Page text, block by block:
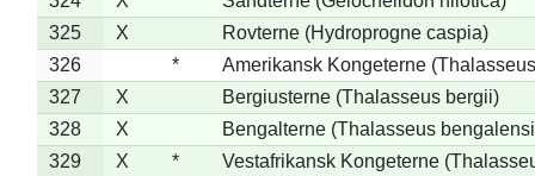
325
X
Rovterne (Hydroprogne caspia)
326
*
Amerikansk Kongeterne
327
X
Bergiusterne (Thalasseus bergii)
328
X
Bengalterne (Thalasseus
329
X *
Vestafrikansk Kongeterne